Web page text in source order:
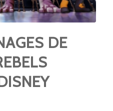
DE